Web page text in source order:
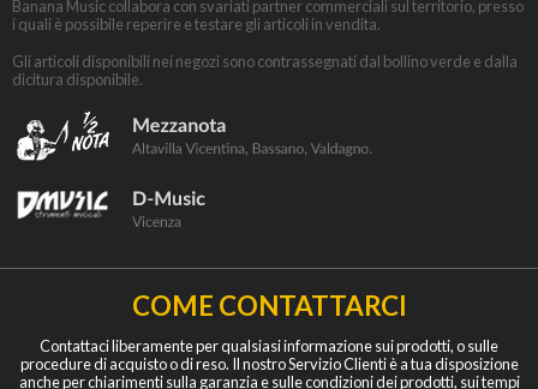
Banana Music collabora con svariati partner commerciali sul territorio, presso
i quali è possibile reperire e testare gli articoli in vendita.
Gli articoli disponibili nei negozi sono contrassegnati dal bollino verde e dalla
dicitura disponibile.
COME CONTATTARCI
Contattaci liberamente per qualsiasi informazione sui prodotti, o sulle
procedure di acquisto o di reso. Il nostro Servizio Clienti è a tua disposizione
anche per chiarimenti sulla garanzia e sulle condizioni dei prodotti, sui tempi